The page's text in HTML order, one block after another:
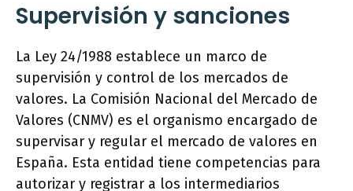
Supervisión y sanciones
La Ley 24/1988 establece un marco de
supervisión y control de los mercados de
valores. La Comisión Nacional del Mercado de
Valores (CNMV) es el organismo encargado de
supervisar y regular el mercado de valores en
España. Esta entidad tiene competencias para
autorizar y registrar a los intermediarios